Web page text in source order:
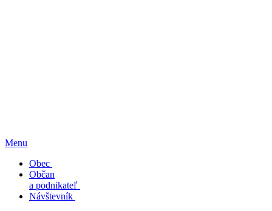
Menu
Obec
Občan
a podnikateľ
Návštevník